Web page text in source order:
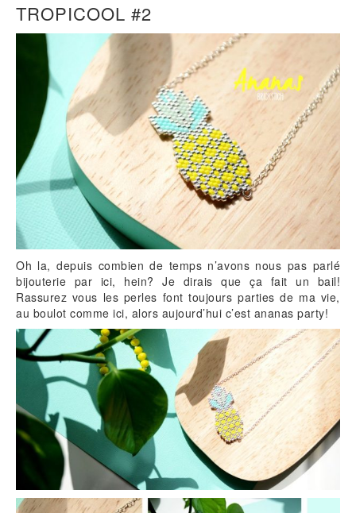
TROPICOOL #2
Oh la, depuis combien de temps n’avons nous pas parlé
bijouterie par ici, hein? Je dirais que ça fait un bail!
Rassurez vous les perles font toujours parties de ma vie,
au boulot comme ici, alors aujourd’hui c’est ananas party!